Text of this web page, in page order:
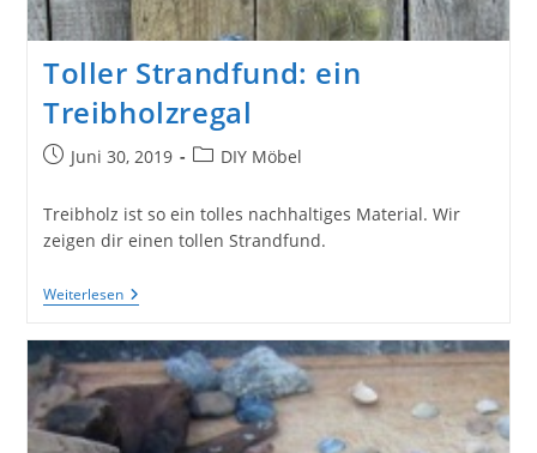
Toller Strandfund: ein
Treibholzregal
BeitragJuni 30, 2019
Beitrags-
DIY Möbel
Treibholz ist so ein tolles nachhaltiges Material. Wir
zeigen dir einen tollen Strandfund.
WeiterlesenToller
Strandfund:
Treibholzregal